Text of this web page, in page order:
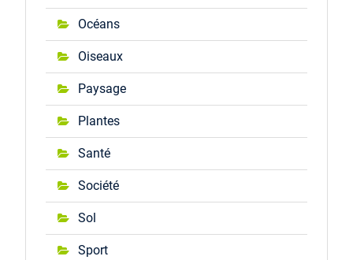
Océans
Oiseaux
Paysage
Plantes
Santé
Société
Sol
Sport